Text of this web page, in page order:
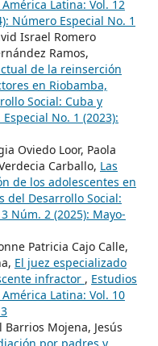
Latina: Vol. 12
Número Especial No. 1
Israel Romero
Ramos,
de la reinserción
en Riobamba,
Social: Cuba y
No. 1 (2023):
Oviedo Loor, Paola
Carballo, Las
de los adolescentes en
del Desarrollo Social:
Núm. 2 (2025): Mayo-
Patricia Cajo Calle,
El juez especializado
infractor , Estudios
Latina: Vol. 10
Barrios Mojena, Jesús
por padres y